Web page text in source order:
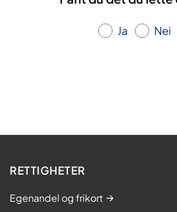
Ja Nei
RETTIGHETER
Egenandel og frikort